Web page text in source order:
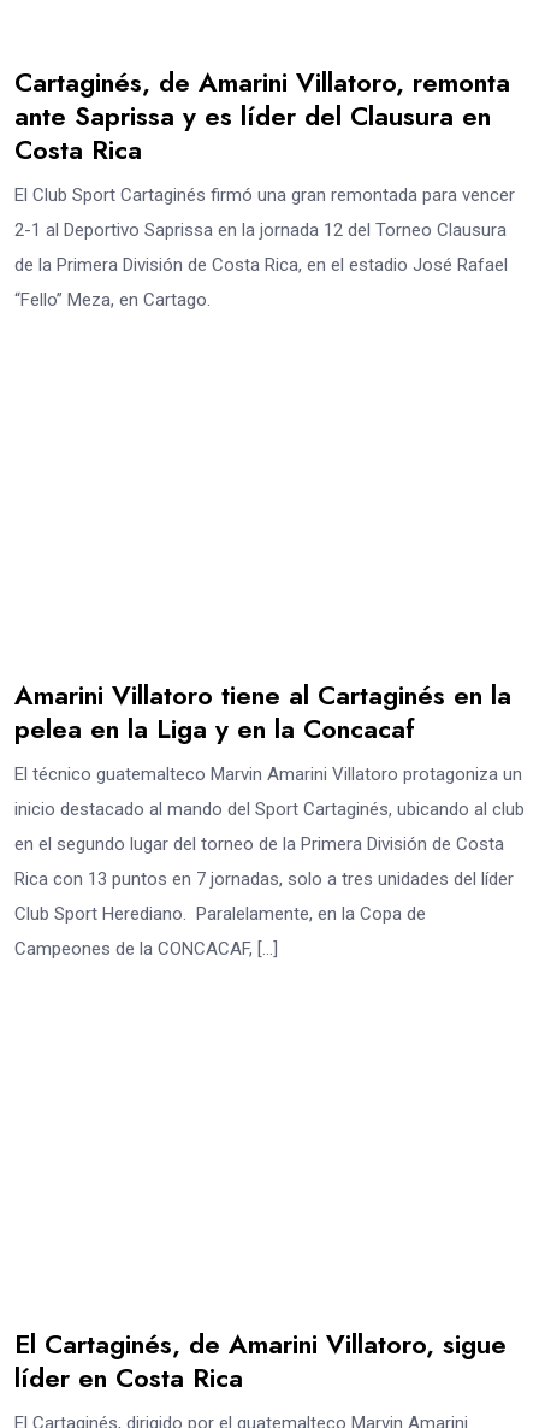
Cartaginés, de Amarini Villatoro, remonta
ante Saprissa y es líder del Clausura en
Costa Rica
El Club Sport Cartaginés firmó una gran remontada para vencer
2-1 al Deportivo Saprissa en la jornada 12 del Torneo Clausura
de la Primera División de Costa Rica, en el estadio José Rafael
“Fello” Meza, en Cartago.
Amarini Villatoro tiene al Cartaginés en la
pelea en la Liga y en la Concacaf
El técnico guatemalteco Marvin Amarini Villatoro protagoniza un
inicio destacado al mando del Sport Cartaginés, ubicando al club
en el segundo lugar del torneo de la Primera División de Costa
Rica con 13 puntos en 7 jornadas, solo a tres unidades del líder
Club Sport Herediano. Paralelamente, en la Copa de
Campeones de la CONCACAF, […]
El Cartaginés, de Amarini Villatoro, sigue
líder en Costa Rica
El Cartaginés, dirigido por el guatemalteco Marvin Amarini